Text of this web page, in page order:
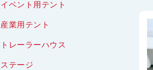
イベント用テント
産業用テント
トレーラーハウス
ステージ